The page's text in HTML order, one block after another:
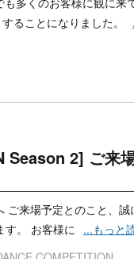
ることになりました。
Season 2] ご来
来場予定とのこと、誠
す。 お客様に
...もっと